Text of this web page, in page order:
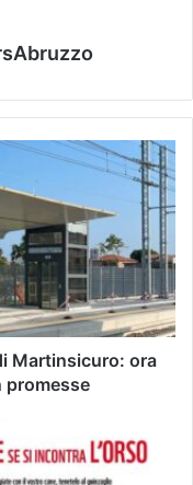
Martinsicuro: ora
promesse